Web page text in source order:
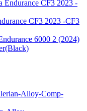
6000 2 (2024)